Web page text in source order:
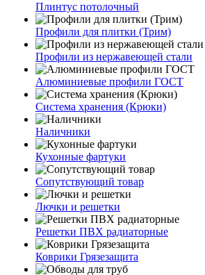
Плинтус потолочный
Профили для плитки (Трим)
Профили из нержавеющей стали
Алюминиевые профили ГОСТ
Система хранения (Крюки)
Наличники
Кухонные фартуки
Сопутствующий товар
Лючки и решетки
Решетки ПВХ радиаторные
Коврики Грязезащита